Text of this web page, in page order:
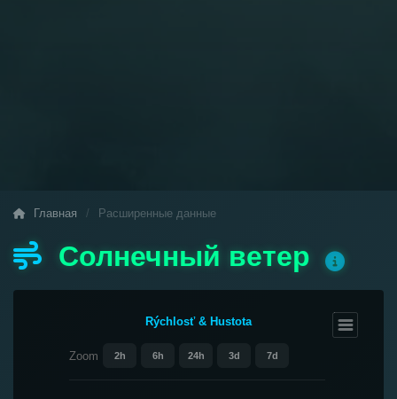
Главная / Расширенные данные
Солнечный ветер
Rýchlosť & Hustota
Zoom 2h 6h 24h 3d 7d